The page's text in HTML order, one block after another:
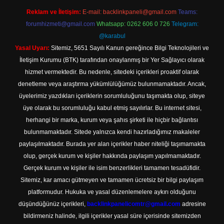
Reklam ve İletişim: E-mail: backlinkpaneli@gmail.com Teams:
forumhizmeti@gmail.com Whatsapp: 0262 606 0 726 Telegram:
@karabul
Yasal Uyarı: Sitemiz, 5651 Sayılı Kanun gereğince Bilgi Teknolojileri ve
İletişim Kurumu (BTK) tarafından onaylanmış bir Yer Sağlayıcı olarak
hizmet vermektedir. Bu nedenle, sitedeki içerikleri proaktif olarak
denetleme veya araştırma yükümlülüğümüz bulunmamaktadır. Ancak,
üyelerimiz yazdıkları içeriklerin sorumluluğunu taşımakta olup, siteye
üye olarak bu sorumluluğu kabul etmiş sayılırlar. Bu internet sitesi,
herhangi bir marka, kurum veya şahıs şirketi ile hiçbir bağlantısı
bulunmamaktadır. Sitede yalnızca kendi hazırladığımız makaleler
paylaşılmaktadır. Burada yer alan içerikler haber niteliği taşımamakta
olup, gerçek kurum ve kişiler hakkında paylaşım yapılmamaktadır.
Gerçek kurum ve kişiler ile isim benzerlikleri tamamen tesadüfidir.
Sitemiz, kar amacı gütmeyen ve tamamen ücretsiz bir bilgi paylaşım
platformudur. Hukuka ve yasal düzenlemelere aykırı olduğunu
düşündüğünüz içerikleri, backlinkpanelicomtr@gmail.com adresine
bildirmeniz halinde, ilgili içerikler yasal süre içerisinde sitemizden